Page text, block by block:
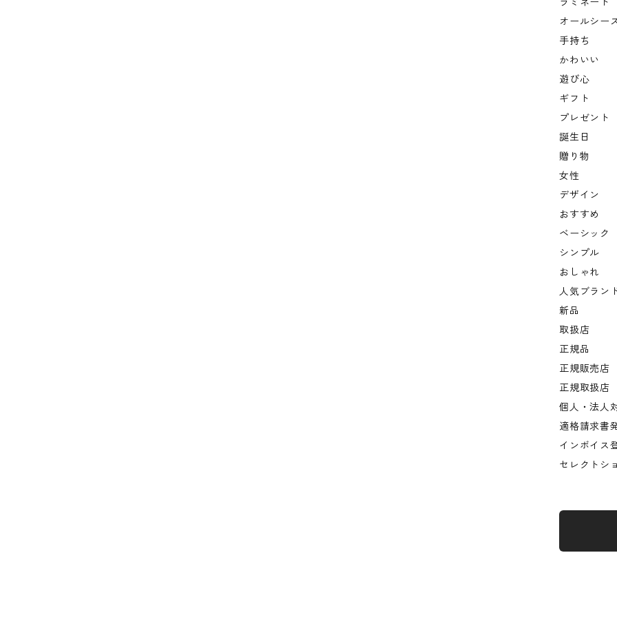
オールシー
手持ち
かわいい
遊び心
ギフト
プレゼント
誕生日
贈り物
女性
デザイン
おすすめ
ベーシック
シンプル
おしゃれ
人気ブラン
新品
取扱店
正規品
正規販売店
正規取扱店
個人・法人
適格請求書
インボイス
セレクトシ